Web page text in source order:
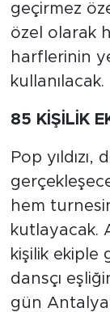
geçirmez
özel olarak
harflerinin
kullanılacak.
85 KİŞİLİK
Pop
hem
kutlayacak.
kişilik ekiple
dansçı
gün